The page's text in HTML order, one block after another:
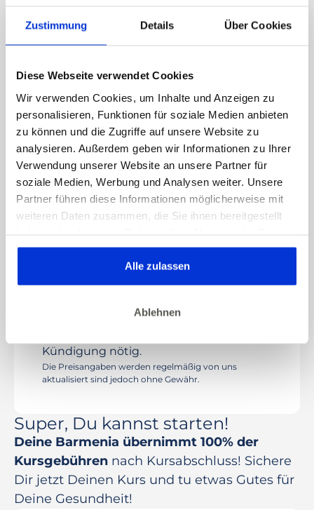
Zustimmung Details Über Cookies
Diese Webseite verwendet Cookies
Wir verwenden Cookies, um Inhalte und Anzeigen zu
personalisieren, Funktionen für soziale Medien anbieten
zu können und die Zugriffe auf unsere Website zu
analysieren. Außerdem geben wir Informationen zu Ihrer
Verwendung unserer Website an unsere Partner für
soziale Medien, Werbung und Analysen weiter. Unsere
Partner führen diese Informationen möglicherweise mit
weiteren Daten zusammen, die Sie ihnen bereitgestellt
gesammelt haben. Dies gilt auch für Gesundheitsdaten,
die gegebenenfalls für die Kursdurchführung erhoben
werden.
Alle zulassen
Ablehnen
Deine SIGNAL IDUNA übernimmt 100% der
Kursgebühren
nach Kursabschluss! Sichere
Deine Gesundheit!
Preis Gesundheitskurs* 99€
8-Wochen-Onlinekurs*
Einsteigerfreundlich
Krankenkassenzertifiziert
3 Monate CyberFitness Premium*
Erstattung nach
Kursabschluss
Dein Preis
Kündigung nötig.
Die Preisangaben werden regelmäßig von uns
aktualisiert sind jedoch ohne Gewähr.
Super, Du kannst starten!
Deine Barmenia übernimmt 100% der
Kursgebühren nach Kursabschluss! Sichere
Dir jetzt Deinen Kurs und tu etwas Gutes für
Deine Gesundheit!